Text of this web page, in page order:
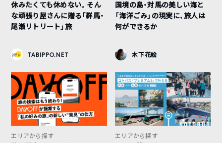
休みたくても休めない。そん
な頑張り屋さんに贈る「群馬・
尾瀬リトリート」旅
TABIPPO.NET
国境の島・対馬の美しい海と
「海洋ごみ」の現実に、旅人は
何ができるか
木下花絵
エリアから探す エリアから探す